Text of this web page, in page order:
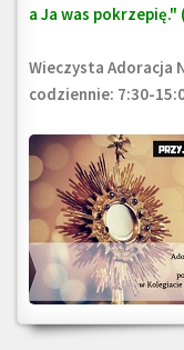
a Ja was pokrzepię."
Wieczysta Adoracja
codziennie: 7:30-